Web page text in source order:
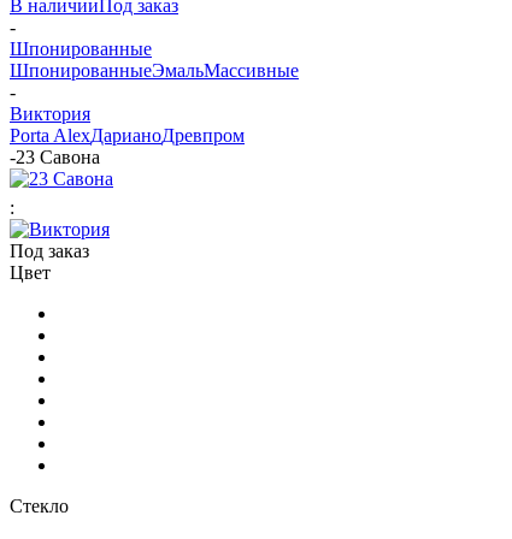
В наличииПод заказ
-
Шпонированные
ШпонированныеЭмальМассивные
-
Виктория
Porta AlexДарианоДревпром
-23 Савона
:
Под заказ
Цвет
Стекло